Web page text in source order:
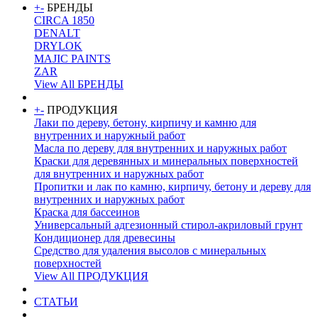
+- БРЕНДЫ
CIRCA 1850
DENALT
DRYLOK
MAJIC PAINTS
ZAR
View All БРЕНДЫ
+- ПРОДУКЦИЯ
Лаки по дереву, бетону, кирпичу и камню для
внутренних и наружный работ
Масла по дереву для внутренних и наружных работ
Краски для деревянных и минеральных поверхностей
для внутренних и наружных работ
Пропитки и лак по камню, кирпичу, бетону и дереву для
внутренних и наружных работ
Краска для бассеинов
Универсальный адгезионный стирол-акриловый грунт
Кондиционер для древесины
Средство для удаления высолов с минеральных
поверхностей
View All ПРОДУКЦИЯ
CТАТЬИ